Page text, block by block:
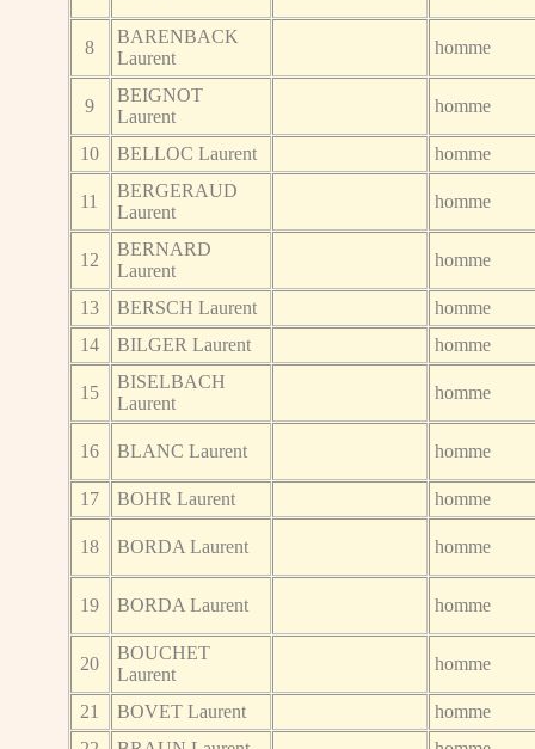
8
BARENBACK
Laurent
homme
9
BEIGNOT
Laurent
homme
10 BELLOC Laurent homme
11
BERGERAUD
Laurent
homme
12
BERNARD
Laurent
homme
13 BERSCH Laurent
homme
14
BILGER Laurent homme
15
BISELBACH
Laurent
homme
16 BLANC Laurent homme
17 BOHR Laurent homme
18 BORDA Laurent homme
19 BORDA Laurent homme
20
BOUCHET
Laurent
homme
21 BOVET Laurent
homme